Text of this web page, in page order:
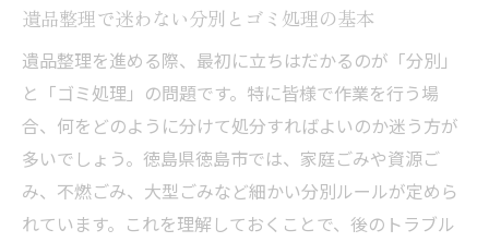
遺品整理で迷わない分別とゴミ処理の基本
遺品整理を進める際、最初に立ちはだかるのが「分別」
と「ゴミ処理」の問題です。特に皆様で作業を行う場
合、何をどのように分けて処分すればよいのか迷う方が
多いでしょう。徳島県徳島市では、家庭ごみや資源ご
み、不燃ごみ、大型ごみなど細かい分別ルールが定めら
れています。これを理解しておくことで、後のトラブル